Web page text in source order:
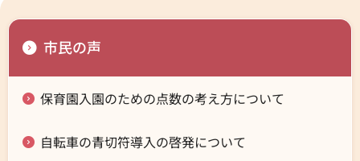
市民の声
保育園入園のための点数の考え方について
自転車の青切符導入の啓発について